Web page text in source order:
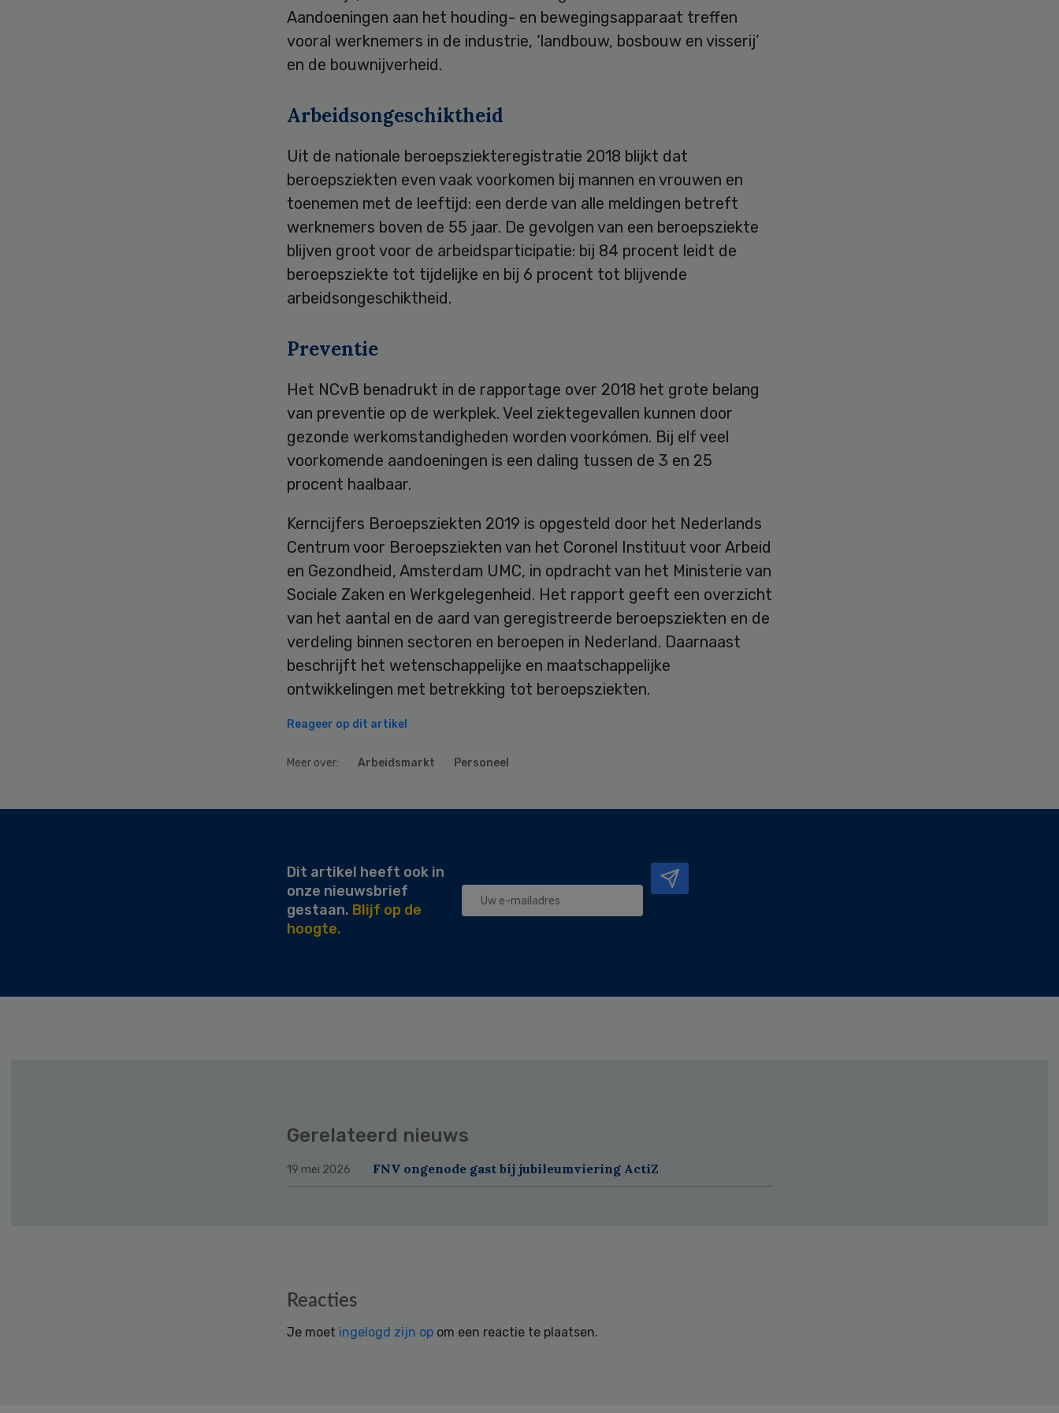
Aandoeningen aan het houding- en bewegingsapparaat treffen
vooral werknemers in de industrie, ‘landbouw, bosbouw en visserij’
en de bouwnijverheid.
Arbeidsongeschiktheid
Uit de nationale beroepsziekteregistratie 2018 blijkt dat
beroepsziekten even vaak voorkomen bij mannen en vrouwen en
toenemen met de leeftijd: een derde van alle meldingen betreft
werknemers boven de 55 jaar. De gevolgen van een beroepsziekte
blijven groot voor de arbeidsparticipatie: bij 84 procent leidt de
beroepsziekte tot tijdelijke en bij 6 procent tot blijvende
arbeidsongeschiktheid.
Preventie
Het NCvB benadrukt in de rapportage over 2018 het grote belang
van preventie op de werkplek. Veel ziektegevallen kunnen door
gezonde werkomstandigheden worden voorkómen. Bij elf veel
voorkomende aandoeningen is een daling tussen de 3 en 25
procent haalbaar.
Kerncijfers Beroepsziekten 2019 is opgesteld door het Nederlands
Centrum voor Beroepsziekten van het Coronel Instituut voor Arbeid
en Gezondheid, Amsterdam UMC, in opdracht van het Ministerie van
Sociale Zaken en Werkgelegenheid. Het rapport geeft een overzicht
van het aantal en de aard van geregistreerde beroepsziekten en de
verdeling binnen sectoren en beroepen in Nederland. Daarnaast
beschrijft het wetenschappelijke en maatschappelijke
ontwikkelingen met betrekking tot beroepsziekten.
Reageer op dit artikel
Meer over: Arbeidsmarkt Personeel
Dit artikel heeft ook in
onze nieuwsbrief
gestaan. Blijf op de
hoogte.
Gerelateerd nieuws
19 mei 2026 FNV ongenode gast bij jubileumviering ActiZ
Reacties
Je moet ingelogd zijn op om een reactie te plaatsen.